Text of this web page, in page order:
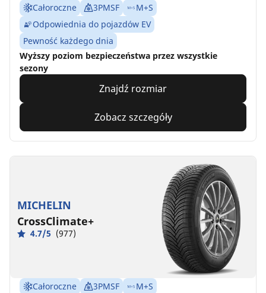
Całoroczne 3PMSF
M+S
Odpowiednia do pojazdów EV
Pewność każdego dnia
Wyższy poziom bezpieczeństwa przez wszystkie
sezony
Znajdź rozmiar
Zobacz szczegóły
MICHELIN
CrossClimate+
4.7/5 (977)
Całoroczne 3PMSF
M+S